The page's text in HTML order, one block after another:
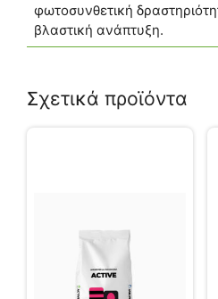
φωτοσυνθετική
βλαστική ανάπτυξη.
Σχετικά προϊόντα